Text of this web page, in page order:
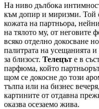
На ниво дълбока
към допир и миризми. Той
кожата на партньора,
на тялото му, от неговите
всяко отделно докосване
палитрата на усещанията
за близост. Телецът е в
парфюма, който
щом се докосне до този
тълпа или на бизнес
картините от отдавна
оказва осезаемо жива.